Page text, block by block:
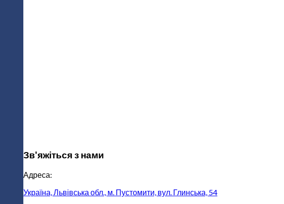
Зв'яжіться з нами
Адреса:
Україна, Львівська обл., м. Пустомити, вул. Глинська, 54